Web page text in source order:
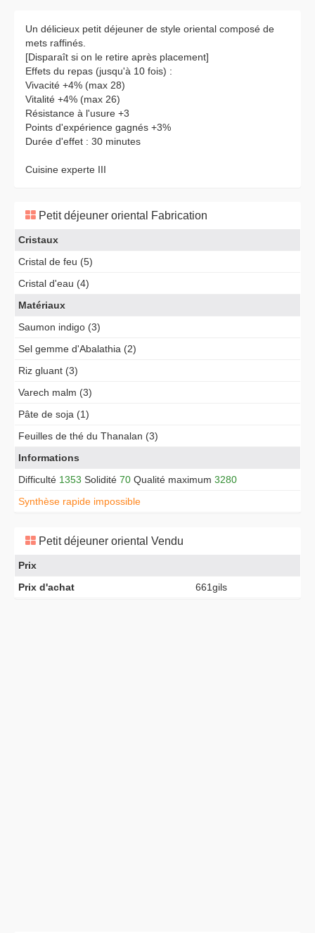
Un délicieux petit déjeuner de style oriental composé de
mets raffinés.
[Disparaît si on le retire après placement]
Effets du repas (jusqu'à 10 fois) :
Vivacité +4% (max 28)
Vitalité +4% (max 26)
Résistance à l'usure +3
Points d'expérience gagnés +3%
Durée d'effet : 30 minutes
Cuisine experte III
Petit déjeuner oriental Fabrication
Cristaux
Cristal de feu (5)
Cristal d'eau (4)
Matériaux
Saumon indigo (3)
Sel gemme d'Abalathia (2)
Riz gluant (3)
Varech malm (3)
Pâte de soja (1)
Feuilles de thé du Thanalan (3)
Informations
Difficulté 1353 Solidité 70 Qualité maximum 3280
Synthèse rapide impossible
Petit déjeuner oriental Vendu
Prix
Prix d'achat
661gils